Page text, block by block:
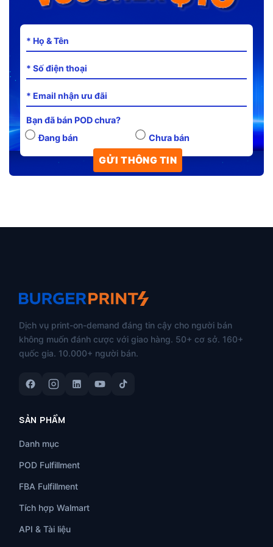
Bạn đã bán POD chưa?
Đang bán
Chưa bán
Dịch vụ print-on-demand đáng tin cậy cho người bán
không muốn đánh cược với giao hàng. 50+ cơ sở. 160+
quốc gia. 10.000+ người bán.
SẢN PHẨM
Danh mục
POD Fulfillment
FBA Fulfillment
Tích hợp Walmart
API & Tài liệu